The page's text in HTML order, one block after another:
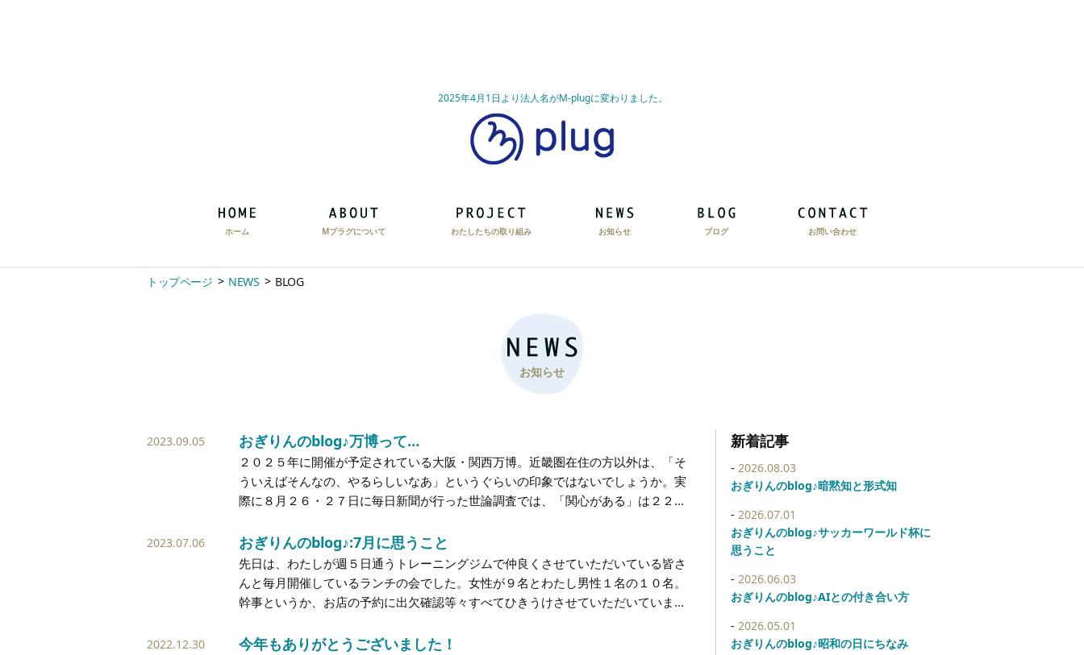
2025年4月1日より法人名がM-plugに変わりました。
ホーム Mプラグについて わたしたちの取り組み お知らせ ブログ お問い合わせ
トップページ NEWS BLOG
お知らせ
2023.09.05 おぎりんのblog♪万博って…
２０２５年に開催が予定されている大阪・関西万博。近畿圏在住の方以外は、「そ
ういえばそんなの、やるらしいなあ」というぐらいの印象ではないでしょうか。実
際に８月２６・２７日に毎日新聞が行った世論調査では、「関心がある」は２２...
2023.07.06 おぎりんのblog♪:7月に思うこと
先日は、わたしが週５日通うトレーニングジムで仲良くさせていただいている皆さ
んと毎月開催しているランチの会でした。女性が９名とわたし男性１名の１０名。
幹事というか、お店の予約に出欠確認等々すべてひきうけさせていただいていま...
2022.12.30 今年もありがとうございました！
新着記事
2026.08.03
おぎりんのblog♪暗黙知と形式知
2026.07.01
おぎりんのblog♪サッカーワールド杯に
思うこと
2026.06.03
おぎりんのblog♪AIとの付き合い方
2026.05.01
おぎりんのblog♪昭和の日にちなみ